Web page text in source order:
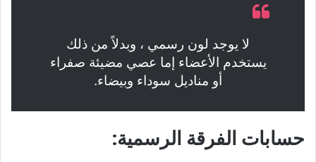
لا يوجد لون رسمي ، وبدلاً من ذلك
يستخدم الأعضاء إما عصي مضيئة صفراء
أو مناديل سوداء وبيضاء.
حسابات الفرقة الرسمية: